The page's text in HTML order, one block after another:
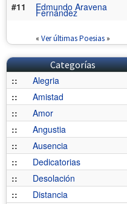
#11
Edmundo Aravena
Fernández
« Ver últimas Poesias»
Categorías
::
Alegria
::
Amistad
::
Amor
::
Angustia
::
Ausencia
::
Dedicatorias
::
Desolación
::
Distancia